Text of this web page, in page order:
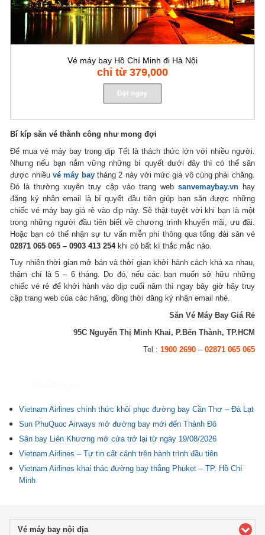
Vé máy bay Hồ Chí Minh đi Hà Nội
chỉ từ 379,000
Bí kíp săn vé thành công như mong đợi
Để mua vé máy bay trong dịp Tết là thách thức lớn với nhiều người.
Nhưng nếu bạn nắm vững những bí quyết dưới đây thì có thể săn
được nhiều vé máy baytháng 2 này với mức giá vô cùng phải chăng.
Đó là thường xuyên truy cập vào trang web sanvemaybay.vn hay
đăng ký nhận email là bí quyết đầu tiên giúp bạn săn được những
chiếc vé máy bay giá rẻ vào dịp này. Sẽ thật tuyệt vời khi bạn là một
trong những người đầu tiên biết về chương trình khuyến mãi, ưu đãi.
Hoặc bạn có thể nhận sự tư vấn miễn phí thông qua tổng đài săn vé
02871 065 065 – 0903 413 254khi có bất kì thắc mắc nào.
Tuy nhiên thời gian mở bán và thời gian khởi hành cách khá xa nhau,
thậm chí là 5 – 6 tháng. Do đó, nếu các bạn muốn sở hữu những
chiếc vé rẻ để khởi hành vào dịp cuối năm thì ngay bây giờ hãy truy
cập trang web của các hãng, đồng thời đăng ký nhận email nhé.
Săn Vé Máy Bay Giá Rẻ
95C Nguyễn Thị Minh Khai, P.Bến Thành, TP.HCM
Tel : 1900 2690– 02871 065 065
Vietnam Airlines chính thức khôi phục đường bay Cần Thơ – Đà Lạt
Sun PhuQuoc Airways mở đường bay mới đến Thành Đô
Sân bay Liên Khương mở cửa trở lại từ ngày 19/08/2026
Vietnam Airlines – Tự tin cất cánh trên hành trình đầu tiên
Vietnam Airlines khai thác đường bay thẳng Phuket – TP. Hồ Chí
Minh
Vé máy bay nội địaclick to expand contents